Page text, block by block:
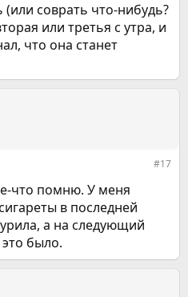
соврать что-нибудь?
или третья с утра, и
что она станет
#17
что помню. У меня
в последней
а на следующий
было.